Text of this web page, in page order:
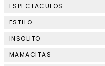
ESPECTACULOS
ESTILO
INSOLITO
MAMACITAS